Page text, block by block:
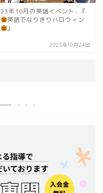
23年10月の英語イベント: 『
英語でなりきりハロウィン
』
2023年10月24日